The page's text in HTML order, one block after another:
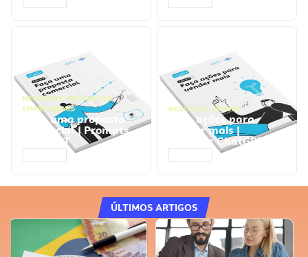
NEGÓCIOS, PROCESSOS
EMPRESARIAIS
Faça uma proposta
comercial | Prompts
ChatGPT
NEGÓCIOS, VENDAS
Faça ações para
vender mais |
Prompts ChatGPT
ÚLTIMOS ARTIGOS